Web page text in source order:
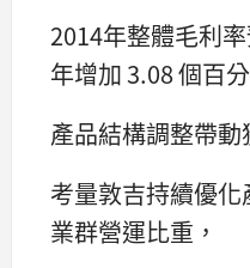
2014年整體毛利
年增加 3.08 個百
產品結構調整帶動
考量敦吉持續優
業群營運比重，